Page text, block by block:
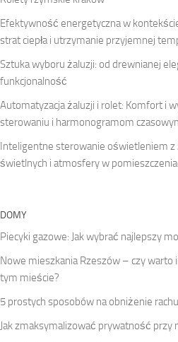
Efektywność energetyczna w
strat ciepła i utrzymanie przyjemnej
Sztuka wyboru żaluzji: od drewnianej
funkcjonalność
Automatyzacja żaluzji i rolet: Komfort i
sterowaniu i harmonogramom
Inteligentne sterowanie oświetleniem
świetlnych i atmosfery w
DOMY
Piecyki gazowe: Jak wybrać najlepszy
Nowe mieszkania Rzeszów – czy
tym mieście?
5 prostych sposobów na obniżenie
Jak zmaksymalizować prywatność przy